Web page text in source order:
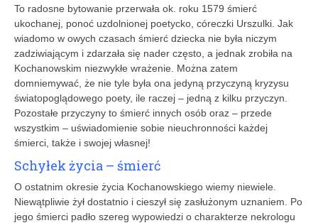
To radosne bytowanie przerwała ok. roku 1579 śmierć
ukochanej, ponoć uzdolnionej poetycko, córeczki Urszulki. Jak
wiadomo w owych czasach śmierć dziecka nie była niczym
zadziwiającym i zdarzała się nader często, a jednak zrobiła na
Kochanowskim niezwykłe wrażenie. Można zatem
domniemywać, że nie tyle była ona jedyną przyczyną kryzysu
światopoglądowego poety, ile raczej – jedną z kilku przyczyn.
Pozostałe przyczyny to śmierć innych osób oraz – przede
wszystkim – uświadomienie sobie nieuchronności każdej
śmierci, także i swojej własnej!
Schyłek życia – śmierć
O ostatnim okresie życia Kochanowskiego wiemy niewiele.
Niewątpliwie żył dostatnio i cieszył się zasłużonym uznaniem. Po
jego śmierci padło szereg wypowiedzi o charakterze nekrologu